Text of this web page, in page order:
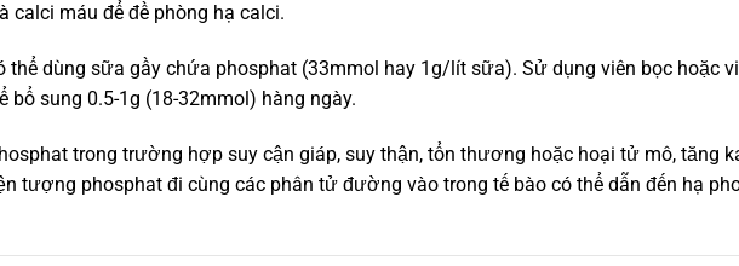
calci máu để đề phòng hạ calci.
thể dùng sữa gầy chứa phosphat (33mmol hay 1g/lít sữa). Sử dụng viên bọc hoặc
bổ sung 0.5-1g (18-32mmol) hàng ngày.
trong trường hợp suy cận giáp, suy thận, tổn thương hoặc hoại tử mô, tăng
tượng phosphat đi cùng các phân tử đường vào trong tế bào có thể dẫn đến hạ